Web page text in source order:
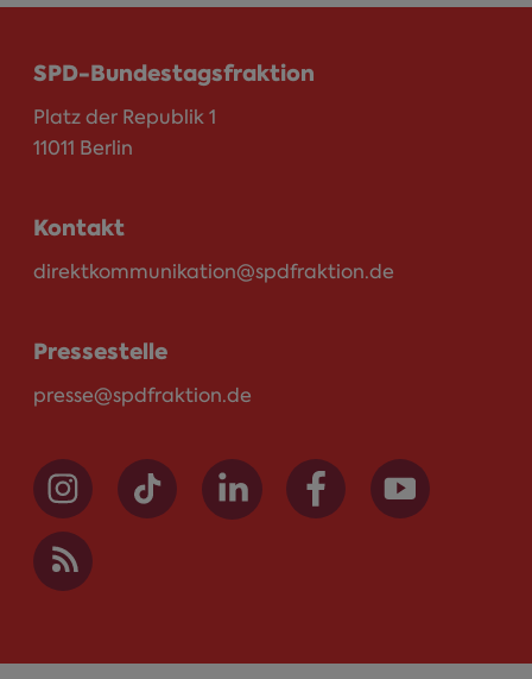
SPD-Bundestagsfraktion
Platz der Republik 1
11011 Berlin
Kontakt
direktkommunikation@spdfraktion.de
Pressestelle
presse@spdfraktion.de